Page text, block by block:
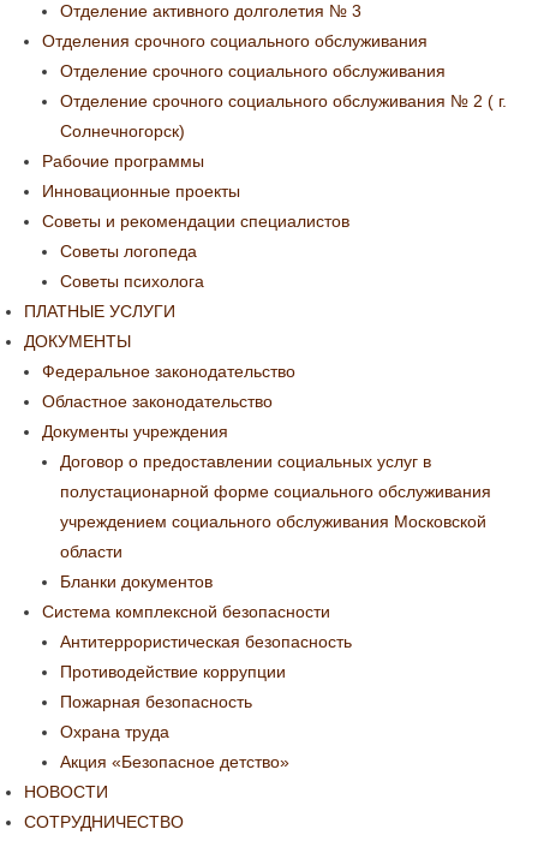
Отделение активного долголетия № 3
Отделения срочного социального обслуживания
Отделение срочного социального обслуживания
Отделение срочного социального обслуживания № 2 ( г.
Солнечногорск)
Рабочие программы
Инновационные проекты
Советы и рекомендации специалистов
Советы логопеда
Советы психолога
ПЛАТНЫЕ УСЛУГИ
ДОКУМЕНТЫ
Федеральное законодательство
Областное законодательство
Документы учреждения
Договор о предоставлении социальных услуг в
полустационарной форме социального обслуживания
учреждением социального обслуживания Московской
области
Бланки документов
Система комплексной безопасности
Антитеррористическая безопасность
Противодействие коррупции
Пожарная безопасность
Охрана труда
Акция «Безопасное детство»
НОВОСТИ
СОТРУДНИЧЕСТВО